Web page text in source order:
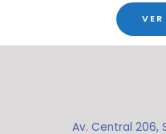
Av. Central 206,